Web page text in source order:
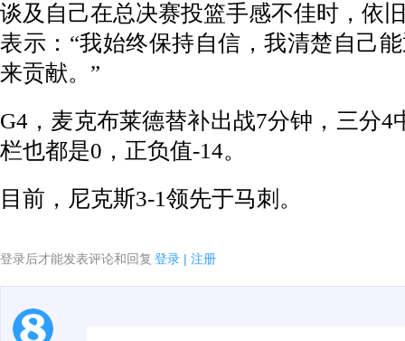
谈及自己在总决赛投篮手感不佳时，依
表示：“我始终保持自信，我清楚自己
来贡献。”
G4，麦克布莱德替补出战7分钟，三分4
栏也都是0，正负值-14。
目前，尼克斯3-1领先于马刺。
登录后才能发表评论和回复 登录 | 注册